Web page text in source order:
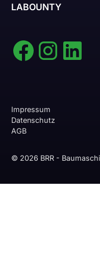
LABOUNTY
© 2026 BRR -
Impressum
Datenschutz
AGB